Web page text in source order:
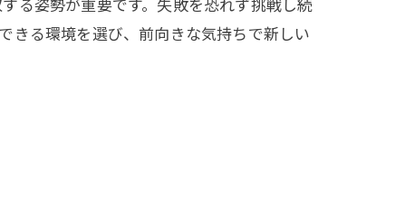
きる環境を選び、前向きな気持ちで新しい